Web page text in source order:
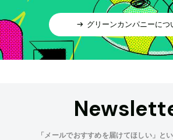
グリーンカンパニーにつ
「メールでおすすめを届けてほしい」と